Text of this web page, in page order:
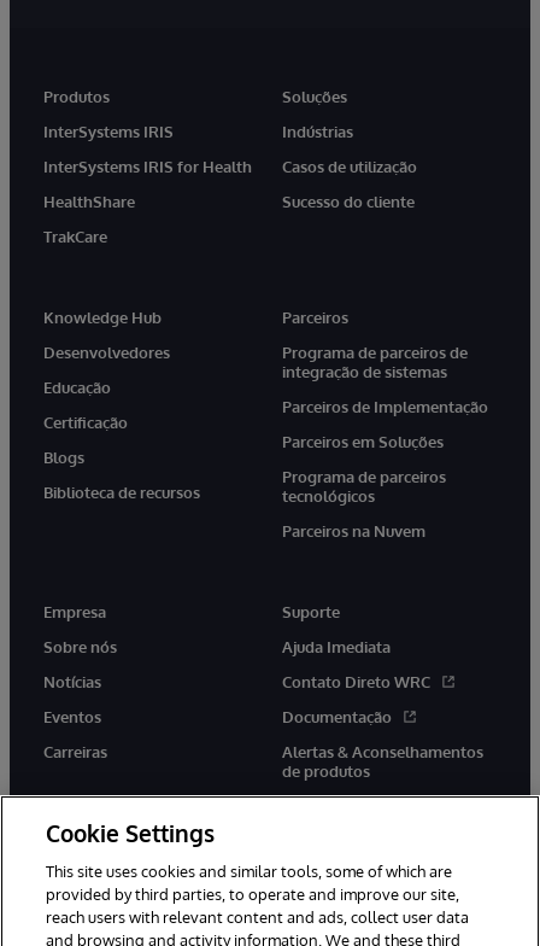
Produtos
InterSystems IRIS
InterSystems IRIS for Health
HealthShare
TrakCare
Soluções
Indústrias
Casos de utilização
Sucesso do cliente
Knowledge Hub
Desenvolvedores
Educação
Certificação
Blogs
Biblioteca de recursos
Parceiros
Programa de parceiros de
integração de sistemas
Parceiros de Implementação
Parceiros em Soluções
Programa de parceiros
tecnológicos
Parceiros na Nuvem
Empresa
Sobre nós
Notícias
Eventos
Carreiras
Suporte
Ajuda Imediata
Contato Direto WRC
Documentação
Alertas & Aconselhamentos
de produtos
twitter youtubefacebooklinkedin
Cookie Settings
This site uses cookies and similar tools, some of which are
provided by third parties, to operate and improve our site,
reach users with relevant content and ads, collect user data
and browsing and activity information. We and these third